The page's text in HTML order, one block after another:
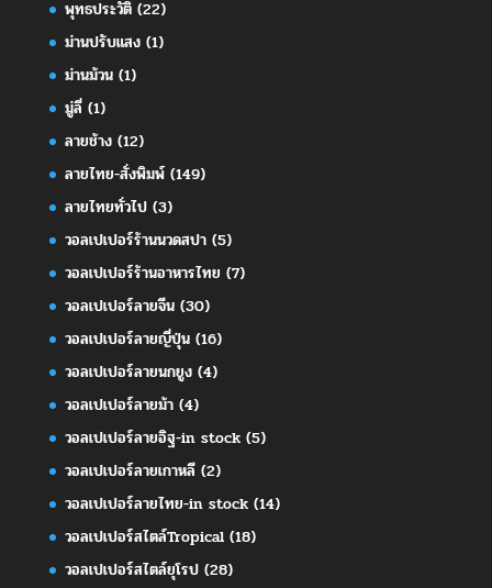
พุทธประวัติ(22)
ม่านปรับแสง(1)
ม่านม้วน(1)
มู่ลี่(1)
ลายช้าง(12)
ลายไทย-สั่งพิมพ์(149)
ลายไทยทั่วไป(3)
วอลเปเปอร์ร้านนวดสปา(5)
วอลเปเปอร์ร้านอาหารไทย (7)
วอลเปเปอร์ลายจีน(30)
วอลเปเปอร์ลายญี่ปุ่น(16)
วอลเปเปอร์ลายนกยูง(4)
วอลเปเปอร์ลายม้า(4)
วอลเปเปอร์ลายอิฐ-in stock(5)
วอลเปเปอร์ลายเกาหลี(2)
วอลเปเปอร์ลายไทย-in stock(14)
วอลเปเปอร์สไตล์Tropical(18)
วอลเปเปอร์สไตล์ยุโรป(28)